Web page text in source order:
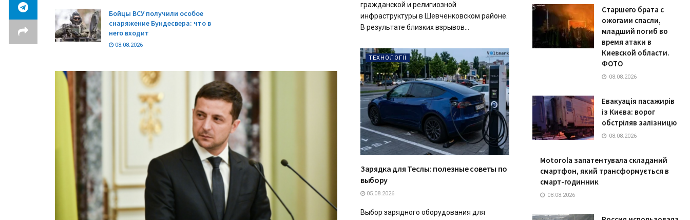
Бойцы ВСУ получили особое
снаряжение Бундесвера: что в
него входит
08.08.2026
гражданской и религиозной
инфраструктуры в Шевченковском районе.
В результате близких взрывов...
ТЕХНОЛОГІЇ
Зарядка для Теслы: полезные советы по
выбору
05.08.2026
Выбор зарядного оборудования для
Старшего брата с
ожогами спасли,
младший погиб во
время атаки в
Киевской области.
ФОТО
08.08.2026
Евакуація пасажирів
із Києва: ворог
обстріляв залізницю
08.08.2026
Motorola запатентувала складаний
смартфон, який трансформується в
смарт-годинник
08.08.2026